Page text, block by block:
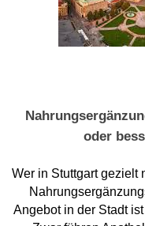
oder
Wer in Stuttgart gezielt
Angebot in der Stadt